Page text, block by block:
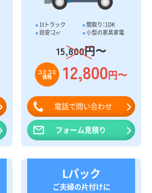
1tトラック
間取り：1DK
目安：2㎥
小型の家具家電
15,800円〜
コミコミ
価格 12,800円〜
電話で問い合わせ
フォーム見積り
Lパック
ご夫婦の片付けに